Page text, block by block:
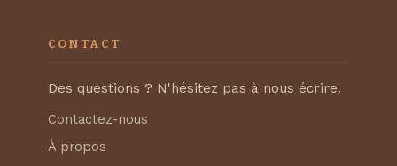
CONTACT
Des questions ? N'hésitez pas à nous écrire.
Contactez-nous
À propos